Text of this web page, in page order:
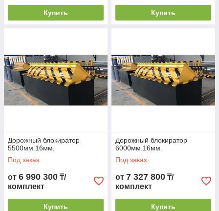
Купить Купить
Дорожный блокиратор
5500мм.16мм.
Под заказ
от 6 990 300 ₸/
комплект
Купить
Дорожный блокиратор
6000мм.16мм.
Под заказ
от 7 327 800 ₸/
комплект
Купить